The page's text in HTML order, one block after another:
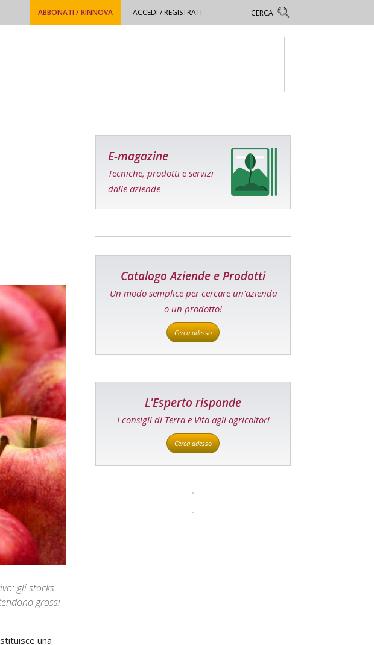
ABBONATI / RINNOVA ACCEDI / REGISTRATI
gli stocks
grossi
una
E-magazine
Tecniche, prodotti e servizi
dalle aziende
Catalogo Aziende e Prodotti
Un modo semplice per cercare un'azienda
o un prodotto!
Cerca adesso
L'Esperto risponde
I consigli di Terra e Vita agli agricoltori
Cerca adesso